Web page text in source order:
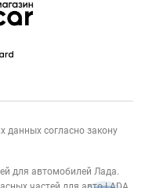
данных согласно закону
для автомобилей Лада.